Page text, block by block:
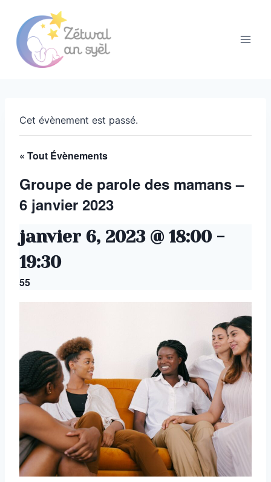
contenu
Cet évènement est passé.
« Tout Évènements
Groupe de parole des mamans –
6 janvier 2023
janvier 6, 2023 @ 18:00-
19:30
55